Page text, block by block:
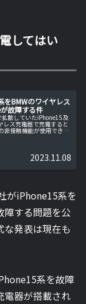
してはい
BMWのワイヤレス
故障する件
散していたiPhone15及
レス充電器で充電すると
非接触機能が使用できな
2023.11.08
がiPhone15系を
障する問題を公
な発表は現在も
系を故障
電器が搭載され